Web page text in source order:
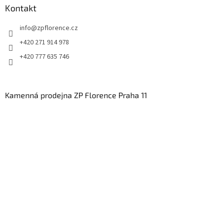
Kontakt
info@zpflorence.cz
+420 271 914 978
+420 777 635 746
Kamenná prodejna ZP Florence Praha 11